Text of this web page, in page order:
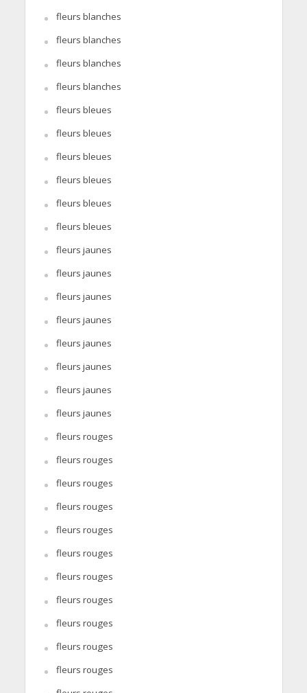
fleurs blanches
fleurs blanches
fleurs blanches
fleurs blanches
fleurs bleues
fleurs bleues
fleurs bleues
fleurs bleues
fleurs bleues
fleurs bleues
fleurs jaunes
fleurs jaunes
fleurs jaunes
fleurs jaunes
fleurs jaunes
fleurs jaunes
fleurs jaunes
fleurs jaunes
fleurs rouges
fleurs rouges
fleurs rouges
fleurs rouges
fleurs rouges
fleurs rouges
fleurs rouges
fleurs rouges
fleurs rouges
fleurs rouges
fleurs rouges